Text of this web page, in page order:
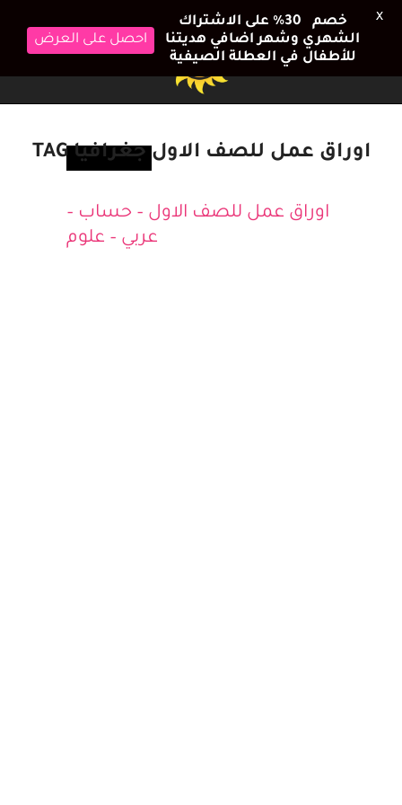
اوراق عمل للصف الاول جغرافيا TAG
اوراق عمل للصف الاول – حساب –
عربي – علوم
خصم 30٪ على الاشتراك
الشهري وشهر اضافي هديتنا
للأطفال في العطلة الصيفية
احصل على العرض
X